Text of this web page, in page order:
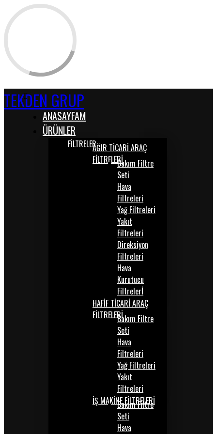
TEKDEN GRUP
ANASAYFAM
ÜRÜNLER
FİLTRELERAĞIR TİCARİ ARAÇ
FİLTRELERİBakım Filtre
Seti
Hava
Filtreleri
Yağ Filtreleri
Yakıt
Filtreleri
Direksiyon
Filtreleri
Hava
Kurutucu
Filtrelerİ
HAFİF TİCARİ ARAÇ
FİLTRELERİBakım Filtre
Seti
Hava
Filtreleri
Yağ Filtreleri
Yakıt
Filtreleri
İŞ MAKİNE FİLTRELERİ
Bakım Filtre
Seti
Hava